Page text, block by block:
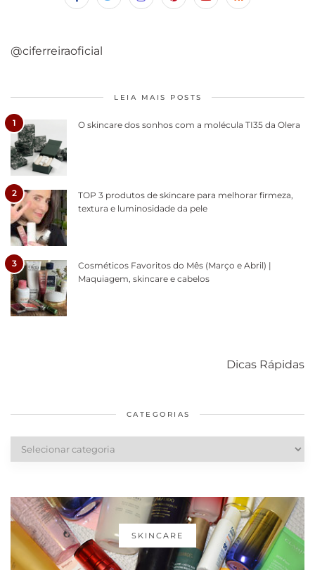
@ciferreiraoficial
LEIA MAIS POSTS
1 O skincare dos sonhos com a molécula TI35 da Olera
2
TOP 3 produtos de skincare para melhorar firmeza,
textura e luminosidade da pele
3
Cosméticos Favoritos do Mês (Março e Abril) |
Maquiagem, skincare e cabelos
Dicas Rápidas
diários
cabelos
CATEGORIAS
SKINCARE